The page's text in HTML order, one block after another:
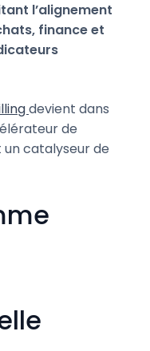
l’alignement
finance et
devient dans
de
catalyseur de